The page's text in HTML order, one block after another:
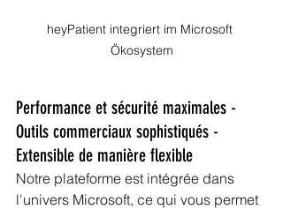
heyPatient integriert im Microsoft
Ökosystem
Performance et sécurité maximales -
Outils commerciaux sophistiqués -
Extensible de manière flexible
Notre plateforme est intégrée dans
l'univers Microsoft, ce qui vous permet